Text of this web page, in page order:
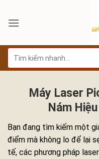
qua
dung
Tìm
kiếm:
Máy Laser
Nám
Bạn đang tìm kiếm một
điểm mà không lo để lại
tế, các phương pháp